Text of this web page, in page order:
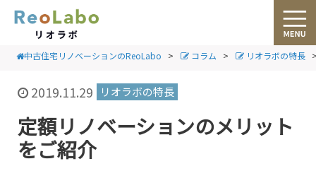
中古住宅リノベーションのReoLabo > コラム > リオラボの特長
2019.11.29 リオラボの特長
定額リノベーションのメリット
をご紹介